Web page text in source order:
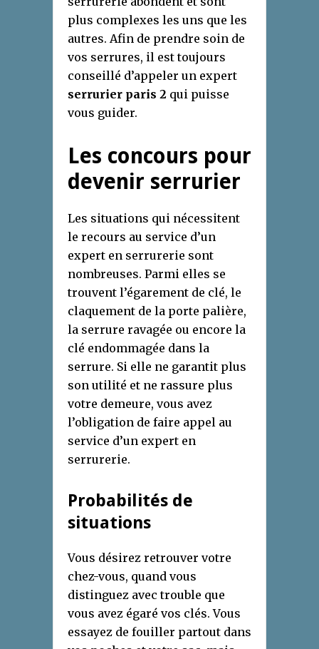
plus complexes les uns que les
autres. Afin de prendre soin de
vos serrures, il est toujours
conseillé d’appeler un expert
serrurier paris 2 qui puisse
vous guider.
Les concours pour
devenir serrurier
Les situations qui nécessitent
le recours au service d’un
expert en serrurerie sont
nombreuses. Parmi elles se
trouvent l’égarement de clé, le
claquement de la porte palière,
la serrure ravagée ou encore la
clé endommagée dans la
serrure. Si elle ne garantit plus
son utilité et ne rassure plus
votre demeure, vous avez
l’obligation de faire appel au
service d’un expert en
serrurerie.
Probabilités de
situations
Vous désirez retrouver votre
chez-vous, quand vous
distinguez avec trouble que
vous avez égaré vos clés. Vous
essayez de fouiller partout dans